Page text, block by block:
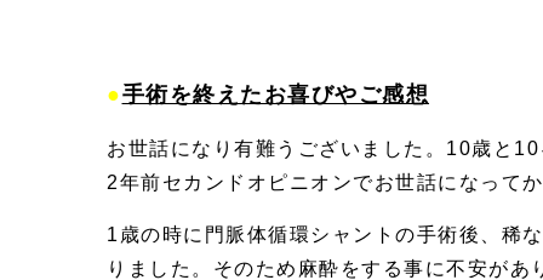
●手術を終えたお喜びやご感想
お世話になり有難うございました。10歳と
2年前セカンドオピニオンでお世話になって
1歳の時に門脈体循環シャントの手術後、稀
りました。そのため麻酔をする事に不安が